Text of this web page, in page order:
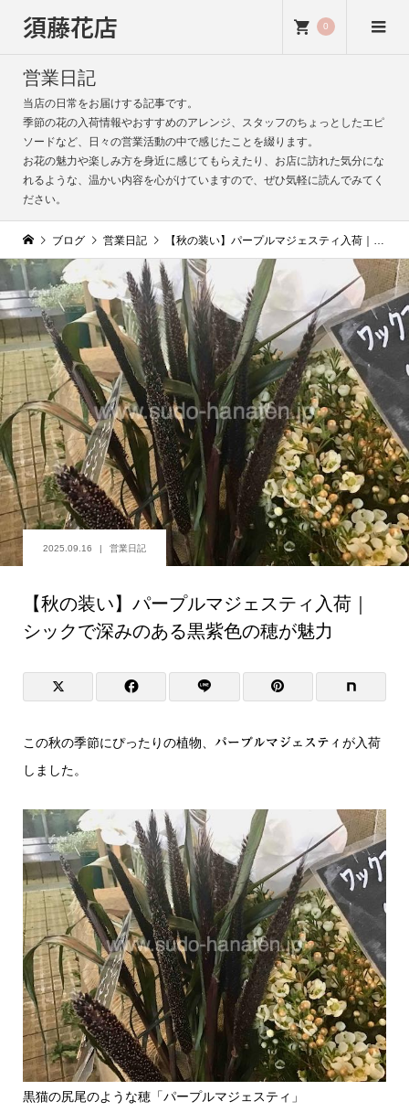
須藤花店 0
営業日記
当店の日常をお届けする記事です。
季節の花の入荷情報やおすすめのアレンジ、スタッフのちょっとしたエピ
ソードなど、日々の営業活動の中で感じたことを綴ります。
お花の魅力や楽しみ方を身近に感じてもらえたり、お店に訪れた気分にな
れるような、温かい内容を心がけていますので、ぜひ気軽に読んでみてく
ださい。
ブログ 営業日記 【秋の装い】パープルマジェスティ入荷｜シックで深みのある黒紫色の穂が魅力
2025.09.16 営業日記
【秋の装い】パープルマジェスティ入荷｜
シックで深みのある黒紫色の穂が魅力
この秋の季節にぴったりの植物、 パープルマジェスティ が入荷
しました。
黒猫の尻尾のような穂「パープルマジェスティ」